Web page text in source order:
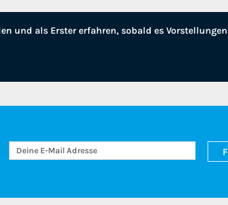
und als Erster erfahren, sobald es